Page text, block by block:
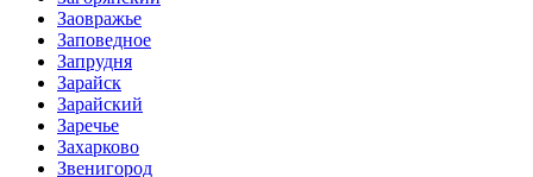
Заовражье
Заповедное
Запрудня
Зарайск
Зарайский
Заречье
Захарково
Звенигород